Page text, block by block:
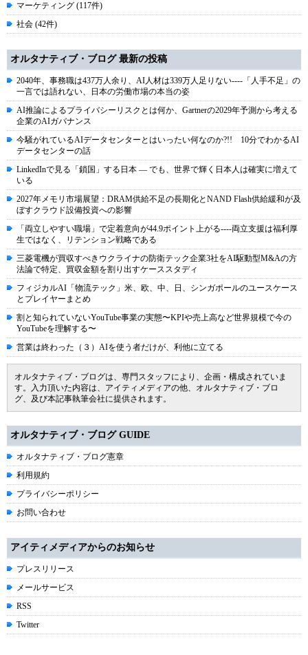
マーケティング (117件)
社会 (42件)
オルタナティブ・ブログ 最新の投稿
2040年、事務職は437万人余り、AI人材は339万人足りない----「人手不足」の
一言では語れない、日本の労働市場の本当の姿
AI推論によるプライバシーリスクとは何か、Gartnerの2029年予測から考える
企業のAIガバナンス
今騒がれているAIデータセンターとはいったい何なのか?!! 10分でわかるAI
データセンターの話
LinkedInで見る「鎖国」する日本 ― でも、世界で輝く日本人は確実に増えて
いる
2027年メモリ市場展望：DRAM供給不足の長期化とNAND Flash供給緩和が及
ぼすクラウド設備投資への影響
「両立しやすい職場」で定着意向が44.9ポイント上がる----両立支援は福利厚
生ではなく、リテンション戦略である
三菱電機が買収すべきウクライナの防衛テック企業3社をAI駆動型M&Aの方
法論で特定、買収金額を割り出すケーススタディ
フィジカルAI「物流テック」米、欧、中、日、シンガポールのユースケース
とプレイヤーまとめ
割と知られていないYouTube事業の実態〜KPIや売上高など世界規模で今の
YouTubeを理解する〜
営業は終わった（３）AIを使う者だけが、利他に立てる
オルタナティブ・ブログは、専門スタッフにより、企画・構成されていま
す。入力頂いた内容は、アイティメディアの他、オルタナティブ・ブロ
グ、及び本記事執筆会社に提供されます。
オルタナティブ・ブログ GUIDE
オルタナティブ・ブログ憲章
利用規約
プライバシーポリシー
お問い合わせ
アイティメディアからのお知らせ
プレスリリース
メールサービス
RSS
Twitter